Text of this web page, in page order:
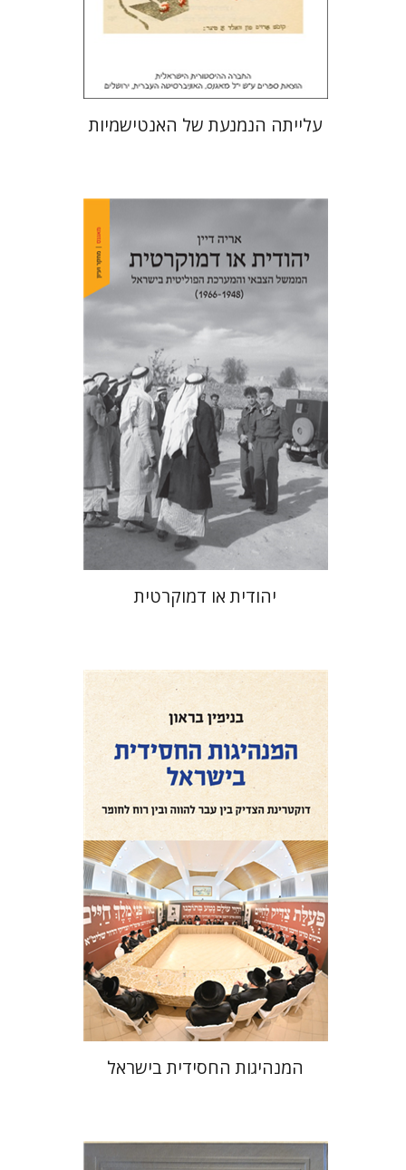
הנחת אתר ספר מודפס
$32
עלייתה הנמנעת של האנטישמיות
אריה דיין
הנחת אתר ספר מודפס
$35
$32
יהודית או דמוקרטית
בנימין בראון
הנחת אתר ספר מודפס
$46
$41
המנהיגות החסידית בישראל